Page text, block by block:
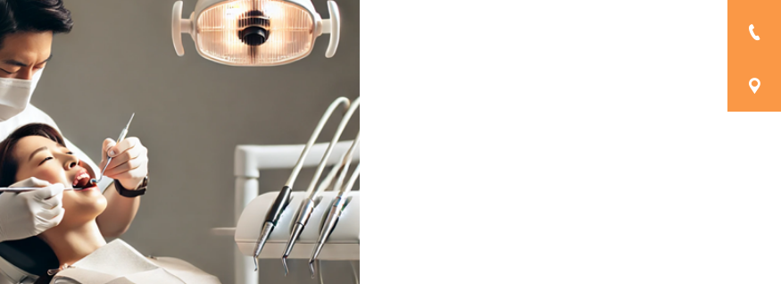
インプラント手術の後はい
つも通りでいいの？術前と
術後の過ごし方
お口も身体も健康に保ちた
い！よく噛むことの8つの
歯周病は全身疾患とも関わ